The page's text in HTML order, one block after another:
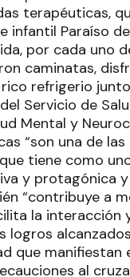
terapéuticas,
infantil Paraíso
por cada uno
caminatas,
refrigerio
Servicio de
Mental y
“son una de
tiene como
y protagónica
“contribuye a
la interacción
logros
que
al